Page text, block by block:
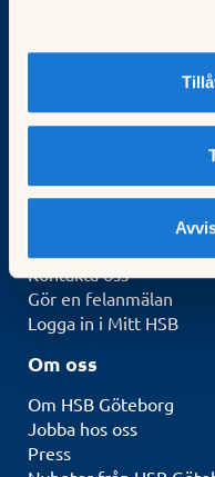
Köp
Kurser för
Kontakt & Service
Kontakta oss
Gör en felanmälan
Logga in i Mitt HSB
Om oss
Om HSB Göteborg
Jobba hos oss
Press